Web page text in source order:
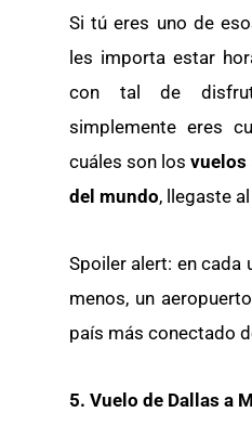
Si tú eres uno de
les importa estar
con tal de
simplemente eres
cuáles son losvuelos
del mundo, llegaste
Spoiler alert: en cada
menos, un
país más conectado
5. Vuelo de Dallas a